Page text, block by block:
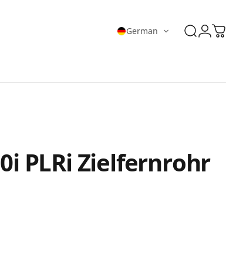
German Suche
Login
PLRi Zielfernrohr